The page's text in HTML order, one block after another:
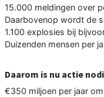
15.000 meldingen over
Daarbovenop wordt de
1.100 explosies bij
Duizenden mensen per
Daarom is nu actie
€350 miljoen per jaar